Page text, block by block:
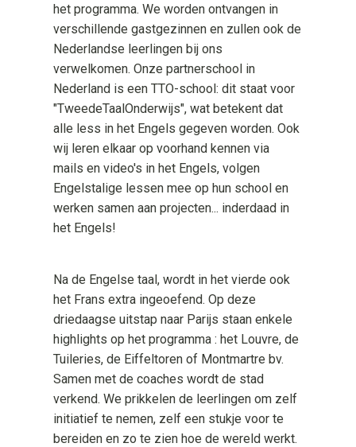
het programma. We worden ontvangen in
verschillende gastgezinnen en zullen ook de
Nederlandse leerlingen bij ons
verwelkomen. Onze partnerschool in
Nederland is een TTO-school: dit staat voor
"TweedeTaalOnderwijs", wat betekent dat
alle less in het Engels gegeven worden. Ook
wij leren elkaar op voorhand kennen via
mails en video's in het Engels, volgen
Engelstalige lessen mee op hun school en
werken samen aan projecten... inderdaad in
het Engels!
Na de Engelse taal, wordt in het vierde ook
het Frans extra ingeoefend. Op deze
driedaagse uitstap naar Parijs staan enkele
highlights op het programma : het Louvre, de
Tuileries, de Eiffeltoren of Montmartre bv.
Samen met de coaches wordt de stad
verkend. We prikkelen de leerlingen om zelf
initiatief te nemen, zelf een stukje voor te
bereiden en zo te zien hoe de wereld werkt.